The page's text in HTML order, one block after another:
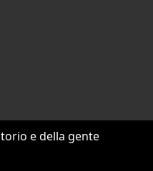
e della gente